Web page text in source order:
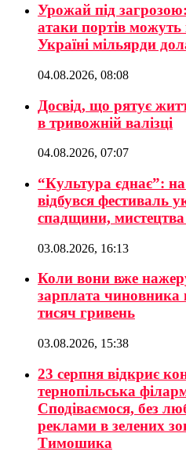
Урожай під загрозою:
атаки портів
Україні мільярди
04.08.2026, 08:08
Досвід, що рятує
в тривожній валізці
04.08.2026, 07:07
“Культура єднає”: на
відбувся фестиваль
спадщини, мистецтва
03.08.2026, 16:13
Коли вони вже
зарплата чиновника
тисяч гривень
03.08.2026, 15:38
23 серпня відкриє
тернопільська
Сподіваємося, без
реклами в зелених
Тимошика